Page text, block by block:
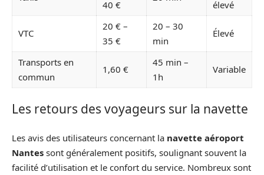
40 € élevé
VTC
20 € –
35 €
20 – 30
min
Élevé
Transports en
commun
1,60 €
45 min –
1h
Variable
Les retours des voyageurs sur la navette
Les avis des utilisateurs concernant la navette aéroport
Nantes sont généralement positifs, soulignant souvent la
facilité d’utilisation et le confort du service. Nombreux sont